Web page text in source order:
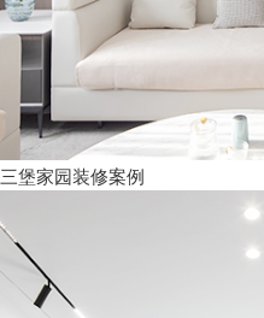
三堡家园装修案例